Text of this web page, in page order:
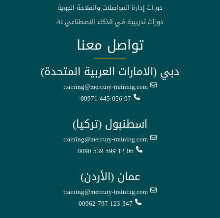
دورات إدارة المواصلات والملاحة الجوية
دورات تدريبية في الذكاء الاصطناعي AI
تواصل معنا
دبي (الامارات العربية المتحدة)
training@mercury-training.com
00971 445 056 97
اسطنبول (تركيا)
training@mercury-training.com
0090 539 599 12 06
عمان (الأردن)
training@mercury-training.com
00962 797 123 347